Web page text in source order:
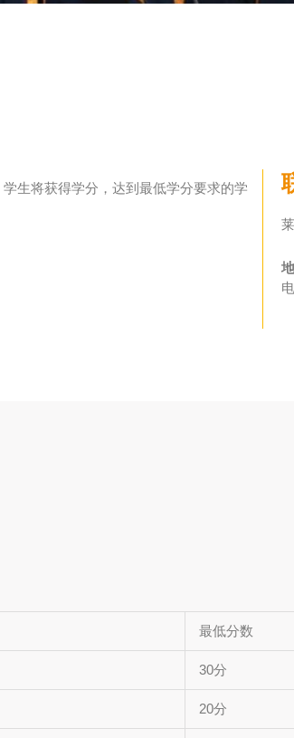
生将获得学分，达到最低学分要求的学
最低分数
30分
20分